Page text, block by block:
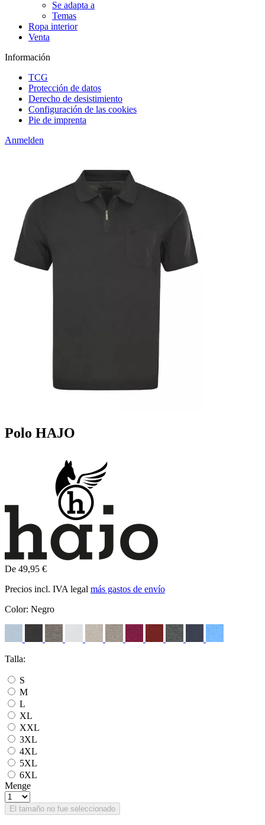
Se adapta a
Temas
Ropa interior
Venta
Información
TCG
Protección de datos
Derecho de desistimiento
Configuración de las cookies
Pie de imprenta
Anmelden
Polo HAJO
De 49,95 €
Precios incl. IVA legal más gastos de envío
Color: Negro
Talla:
S
M
L
XL
XXL
3XL
4XL
5XL
6XL
Menge
El tamaño no fue seleccionado